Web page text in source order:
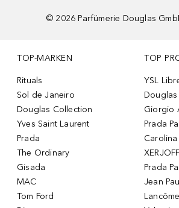
© 2026 Parfümerie Douglas
TOP-MARKEN
Rituals
Sol de Janeiro
Douglas Collection
Yves Saint Laurent
Prada
The Ordinary
Gisada
MAC
Tom Ford
TOP
YSL
Douglas
Giorgio
Prada
Prada
Jean